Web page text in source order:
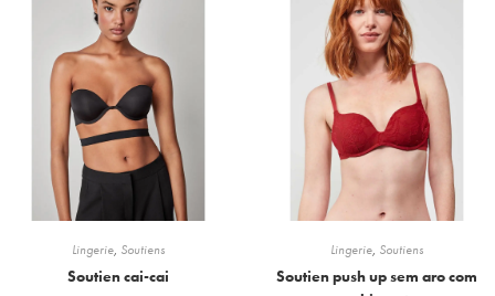
Lingerie, Soutiens
Soutien cai-cai
Lingerie, Soutiens
Soutien push up sem aro com